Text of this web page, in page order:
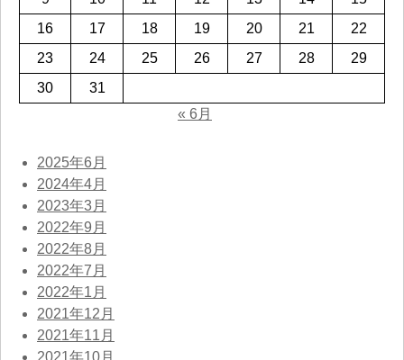
16
17 18 19 20 21
22
23
24 25 26 27 28
29
30
31
« 6月
2025年6月
2024年4月
2023年3月
2022年9月
2022年8月
2022年7月
2022年1月
2021年12月
2021年11月
2021年10月